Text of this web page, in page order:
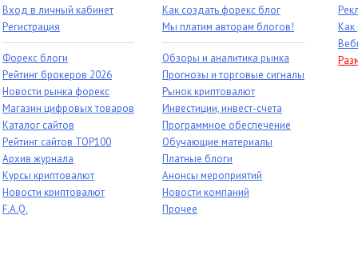
Вход в личный кабинет
Регистрация
Форекс блоги
Рейтинг брокеров 2026
Новости рынка форекс
Магазин цифровых товаров
Каталог сайтов
Рейтинг сайтов TOP100
Архив журнала
Курсы криптовалют
Новости криптовалют
F.A.Q.
Как создать форекс блог
Мы платим авторам блогов!
Обзоры и аналитика рынка
Прогнозы и торговые сигналы
Рынок криптовалют
Инвестиции, инвест-счета
Программное обеспечение
Обучающие материалы
Платные блоги
Анонсы мероприятий
Новости компаний
Прочее
Как